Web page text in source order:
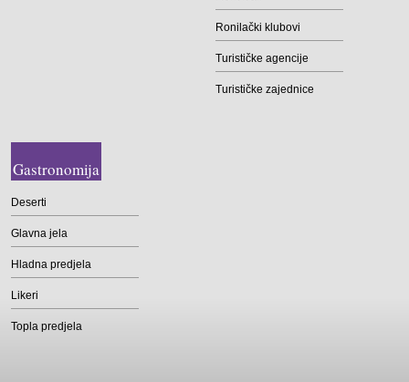
Ronilački klubovi
Turističke agencije
Turističke zajednice
Gastronomija
Deserti
Glavna jela
Hladna predjela
Likeri
Topla predjela